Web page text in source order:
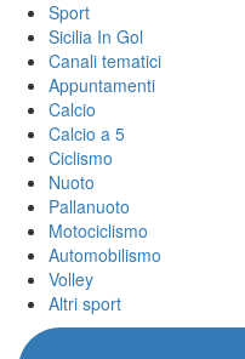
Sport
Sicilia In Gol
Canali tematici
Appuntamenti
Calcio
Calcio a 5
Ciclismo
Nuoto
Pallanuoto
Motociclismo
Automobilismo
Volley
Altri sport